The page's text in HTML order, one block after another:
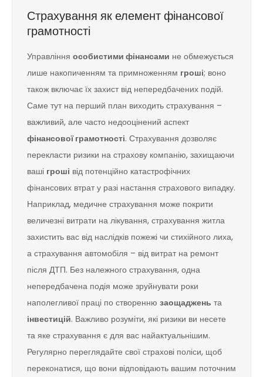
Страхування як елемент фінансової
грамотності
Управління особистими фінансами не обмежується
лише накопиченням та примноженням гроші; воно
також включає їх захист від непередбачених подій.
Саме тут на перший план виходить страхування –
важливий, але часто недооцінений аспект
фінансової грамотності. Страхування дозволяє
перекласти ризики на страхову компанію, захищаючи
ваші гроші від потенційно катастрофічних
фінансових втрат у разі настання страхового випадку.
Наприклад, медичне страхування може покрити
величезні витрати на лікування, страхування житла
захистить вас від наслідків пожежі чи стихійного лиха,
а страхування автомобіля – від витрат на ремонт
після ДТП. Без належного страхування, одна
непередбачена подія може зруйнувати роки
наполегливої праці по створенню заощаджень та
інвестицій. Важливо розуміти, які ризики ви несете
та яке страхування є для вас найактуальнішим.
Регулярно переглядайте свої страхові поліси, щоб
переконатися, що вони відповідають вашим поточним